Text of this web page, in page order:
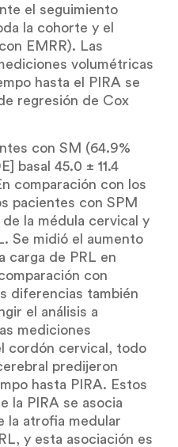
el seguimiento
la cohorte y el
EMRR). Las
volumétricas
hasta el PIRA se
regresión de Cox
con SM (64.9%
basal 45.0 ± 11.4
comparación con los
pacientes con SPM
la médula cervical y
Se midió el aumento
carga de PRL en
con
diferencias también
el análisis a
mediciones
cordón cervical, todo
predijeron
hasta PIRA. Estos
la PIRA se asocia
la atrofia medular
y esta asociación es